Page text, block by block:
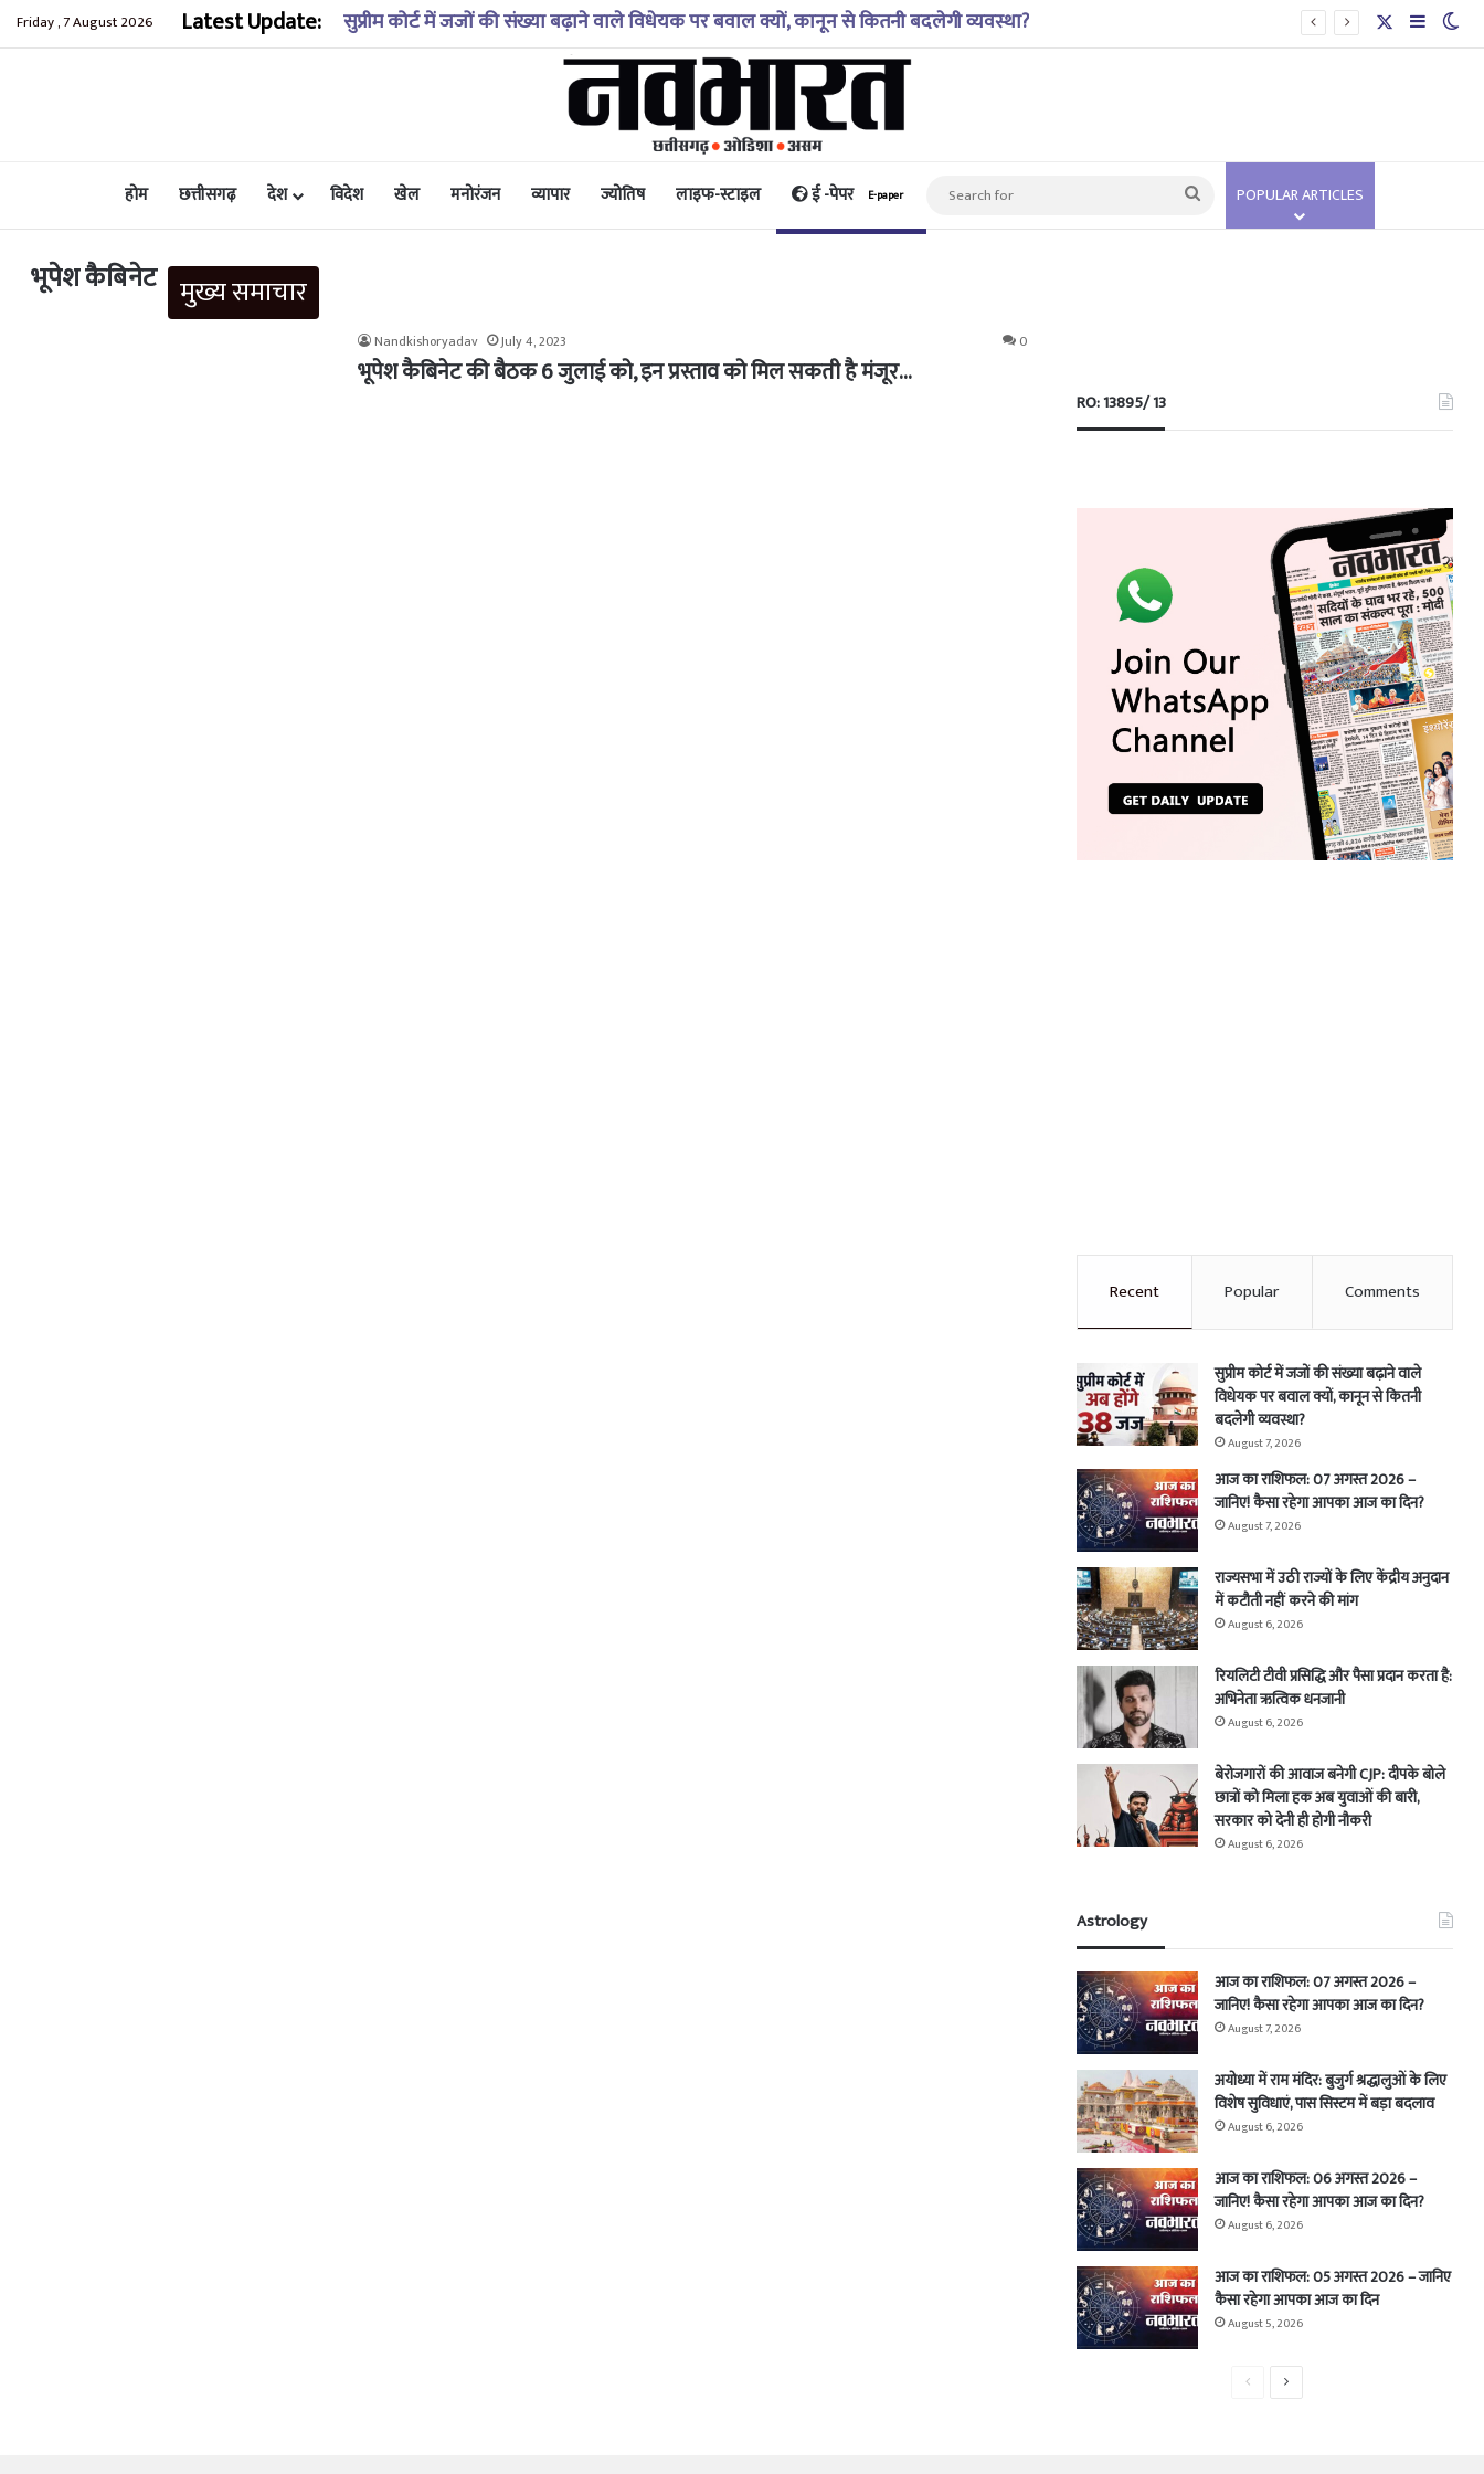
Friday , 7 August 2026 Latest Update: आज का राशिफल: 07 अगस्त 2026 – जानिए! कैसा रहेगा आपका आज का दिन? Sidebar
होम छत्तीसगढ़ देश विदेश खेल मनोरंजन व्यापार ज्योतिष लाइफ-स्टाइल ई -पेपर E-paper
Search
for
POPULAR ARTICLES
भूपेश कैबिनेट मुख्य समाचार
Nandkishoryadav July 4, 2023 0
भूपेश कैबिनेट की बैठक 6 जुलाई को, इन प्रस्ताव को मिल सकती है मंजूर…
RO: 13895/ 13
Recent Popular Comments
सुप्रीम कोर्ट में जजों की संख्या बढ़ाने वाले
विधेयक पर बवाल क्यों, कानून से कितनी
बदलेगी व्यवस्था?
August 7, 2026
आज का राशिफल: 07 अगस्त 2026 –
जानिए! कैसा रहेगा आपका आज का दिन?
August 7, 2026
राज्यसभा में उठी राज्यों के लिए केंद्रीय अनुदान
में कटौती नहीं करने की मांग
August 6, 2026
रियलिटी टीवी प्रसिद्धि और पैसा प्रदान करता है:
अभिनेता ऋत्विक धनजानी
August 6, 2026
बेरोजगारों की आवाज बनेगी CJP: दीपके बोले
छात्रों को मिला हक अब युवाओं की बारी,
सरकार को देनी ही होगी नौकरी
August 6, 2026
Astrology
आज का राशिफल: 07 अगस्त 2026 –
जानिए! कैसा रहेगा आपका आज का दिन?
August 7, 2026
अयोध्या में राम मंदिर: बुजुर्ग श्रद्धालुओं के लिए
विशेष सुविधाएं, पास सिस्टम में बड़ा बदलाव
August 6, 2026
आज का राशिफल: 06 अगस्त 2026 –
जानिए! कैसा रहेगा आपका आज का दिन?
August 6, 2026
आज का राशिफल: 05 अगस्त 2026 – जानिए
कैसा रहेगा आपका आज का दिन
August 5, 2026
PreviousNext